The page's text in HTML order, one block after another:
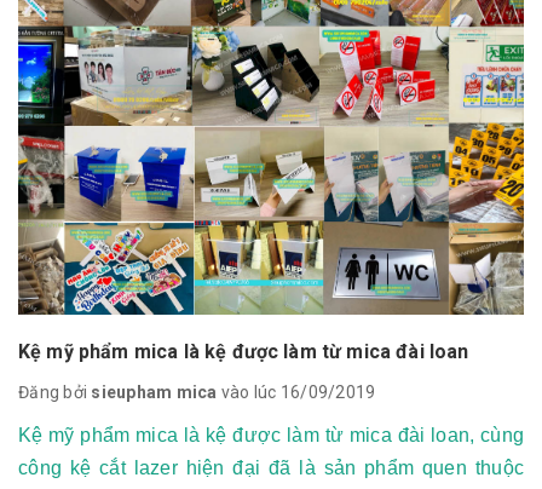
Kệ mỹ phẩm mica là kệ được làm từ mica đài loan
Đăng bởi sieupham mica vào lúc 16/09/2019
Kệ mỹ phẩm mica là kệ được làm từ mica đài loan, cùng
công kệ cắt lazer hiện đại đã là sản phẩm quen thuộc